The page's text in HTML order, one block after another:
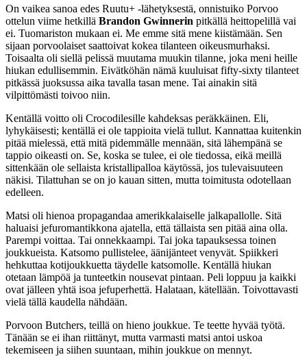
On vaikea sanoa edes Ruutu+ -lähetyksestä, onnistuiko Porvoo
ottelun viime hetkillä Brandon Gwinnerin pitkällä heittopelillä vai
ei. Tuomariston mukaan ei. Me emme sitä mene kiistämään. Sen
sijaan porvoolaiset saattoivat kokea tilanteen oikeusmurhaksi.
Toisaalta oli siellä pelissä muutama muukin tilanne, joka meni heille
hiukan edullisemmin. Eivätköhän nämä kuuluisat fifty-sixty tilanteet
pitkässä juoksussa aika tavalla tasan mene. Tai ainakin sitä
vilpittömästi toivoo niin.
Kentällä voitto oli Crocodilesille kahdeksas peräkkäinen. Eli,
lyhykäisesti; kentällä ei ole tappioita vielä tullut. Kannattaa kuitenkin
pitää mielessä, että mitä pidemmälle mennään, sitä lähempänä se
tappio oikeasti on. Se, koska se tulee, ei ole tiedossa, eikä meillä
sittenkään ole sellaista kristallipalloa käytössä, jos tulevaisuuteen
näkisi. Tilattuhan se on jo kauan sitten, mutta toimitusta odotellaan
edelleen.
Matsi oli hienoa propagandaa amerikkalaiselle jalkapallolle. Sitä
haluaisi jefuromantikkona ajatella, että tällaista sen pitää aina olla.
Parempi voittaa. Tai onnekkaampi. Tai joka tapauksessa toinen
joukkueista. Katsomo pullistelee, äänijänteet venyvät. Spiikkeri
hehkuttaa kotijoukkuetta täydelle katsomolle. Kentällä hiukan
otetaan lämpöä ja tunteetkin nousevat pintaan. Peli loppuu ja kaikki
ovat jälleen yhtä isoa jefuperhettä. Halataan, kätellään. Toivottavasti
vielä tällä kaudella nähdään.
Porvoon Butchers, teillä on hieno joukkue. Te teette hyvää työtä.
Tänään se ei ihan riittänyt, mutta varmasti matsi antoi uskoa
tekemiseen ja siihen suuntaan, mihin joukkue on mennyt.